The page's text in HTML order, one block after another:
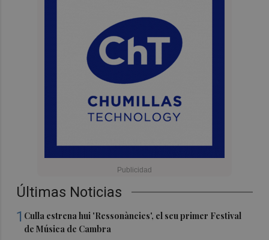
Últimas Noticias
1 Culla estrena hui 'Ressonàncies', el seu primer Festival
de Música de Cambra